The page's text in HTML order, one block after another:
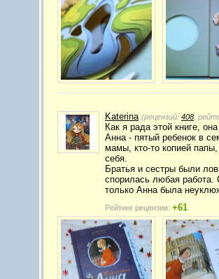
Katerina (рецензий: 408 ,
Как я рада этой книге,
Анна - пятый ребенок в
мамы, кто-то копией
себя.
Братья и сестры были
спорилась любая
только Анна была
Рейтинг рецензии: +61